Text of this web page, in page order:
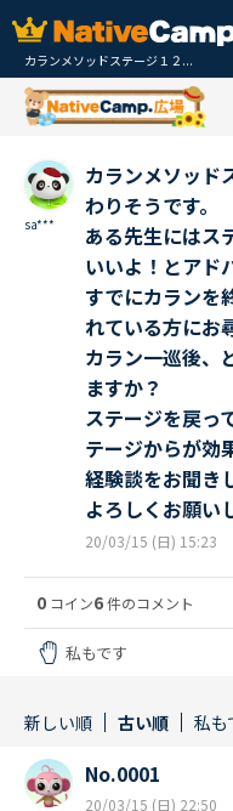
カランメソッドステージ１２...
sa***
カランメソッド
わりそうです。
ある先生にはス
いいよ！とアド
すでにカランを
れている方にお
カラン一巡後、
ますか？
ステージを戻っ
テージからが効
経験談をお聞き
よろしくお願い
20/03/15 (日) 15:23
0 コイン6件のコメント
私もです
新しい順 古い順 私も
No.0001
20/03/15 (日) 22:50